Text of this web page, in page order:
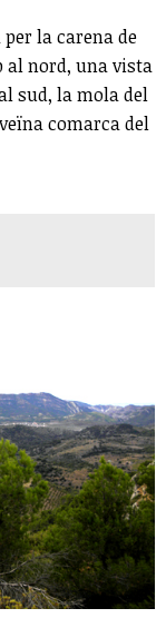
la carena de
al nord, una vista
sud, la mola del
comarca del